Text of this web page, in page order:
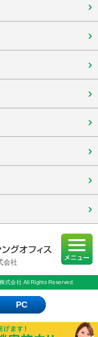
会社
式会社 All Rights Reserved.
PC